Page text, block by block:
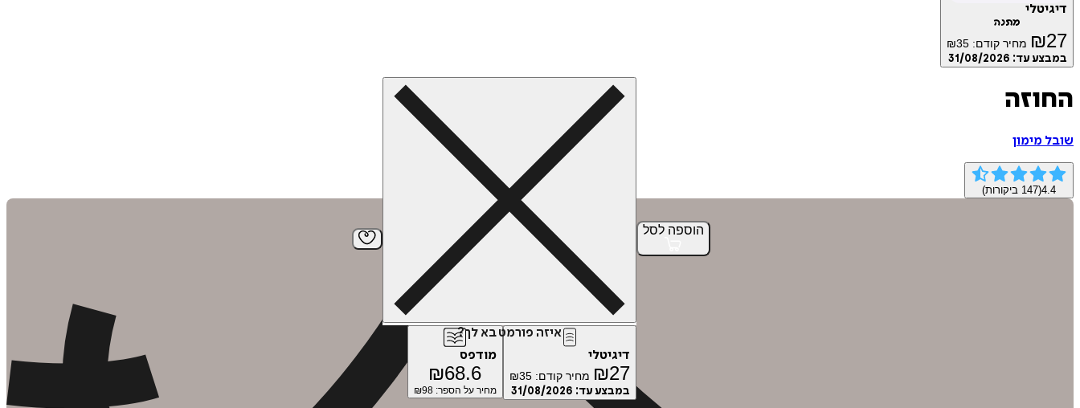
דיגיטלי
מתנה
₪27 מחיר קודם: ₪35
במבצע עד: 31/08/2026
הוספה לסל
איזה פורמט בא לך?
דיגיטלי
₪27 מחיר קודם: ₪35
במבצע עד: 31/08/2026
מודפס
₪68.6
מחיר על הספר: ₪98
החוזה
שובל מימון
4.4
(
147 ביקורות)